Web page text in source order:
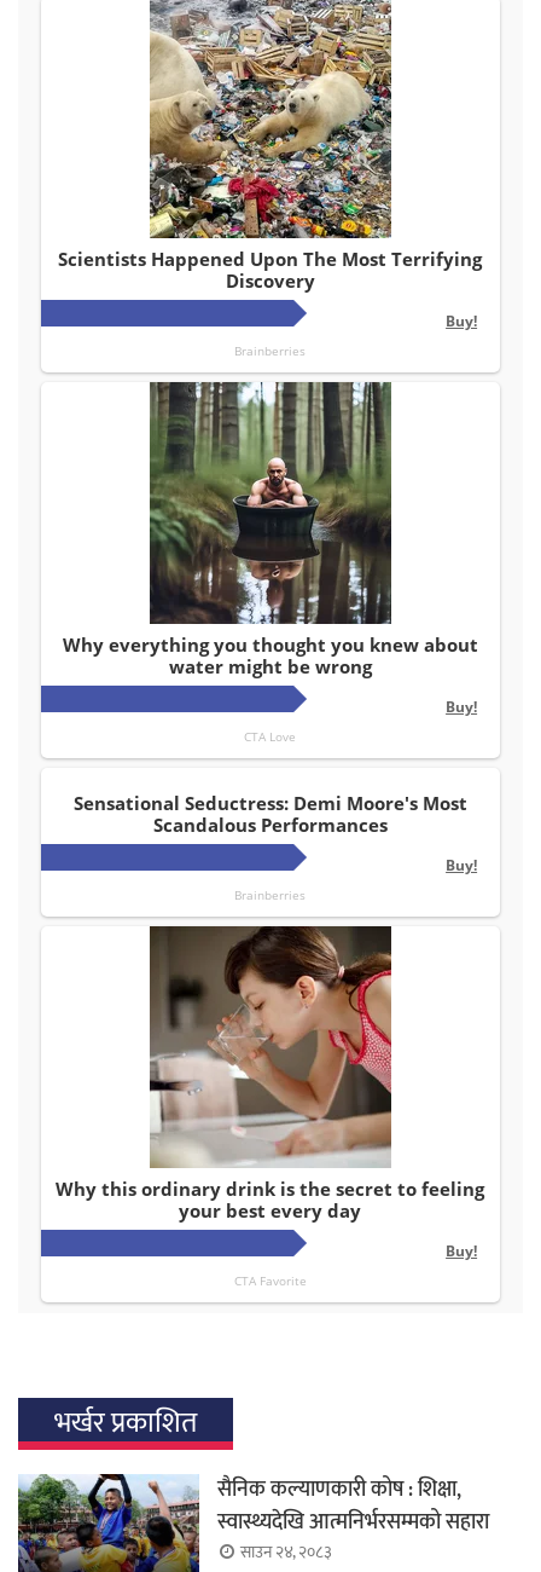
भर्खर प्रकाशित
सैनिक कल्याणकारी कोष : शिक्षा,
स्वास्थ्यदेखि आत्मनिर्भरसम्मको सहारा
साउन २४, २०८३